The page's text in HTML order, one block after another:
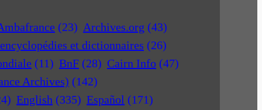
(23) Archives.org (43)
et dictionnaires (26)
(11) BnF (28) Cairn Info (47)
Archives) (142)
English (335) Español (171)